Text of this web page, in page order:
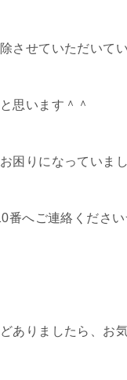
させていただいて
思います＾＾
困りになっていま
番へご連絡くださ
ありましたら、お